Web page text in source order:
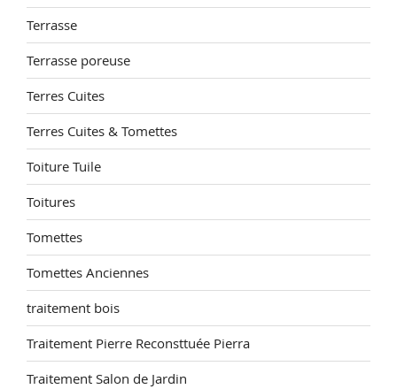
Terrasse
Terrasse poreuse
Terres Cuites
Terres Cuites & Tomettes
Toiture Tuile
Toitures
Tomettes
Tomettes Anciennes
traitement bois
Traitement Pierre Reconsttuée Pierra
Traitement Salon de Jardin